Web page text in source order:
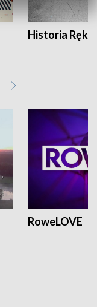
Historia Ręką
RoweLOVE